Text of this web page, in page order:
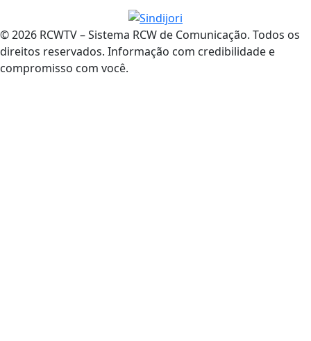
© 2026 RCWTV – Sistema RCW de Comunicação. Todos os
direitos reservados. Informação com credibilidade e
compromisso com você.